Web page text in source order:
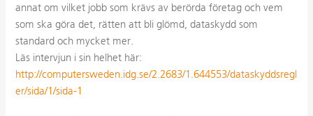
annat om vilket jobb som krävs av berörda företag och vem
som ska göra det, rätten att bli glömd, dataskydd som
standard och mycket mer.
Läs intervjun i sin helhet här:
http://computersweden.idg.se/2.2683/1.644553/dataskyddsregl
er/sida/1/sida-1